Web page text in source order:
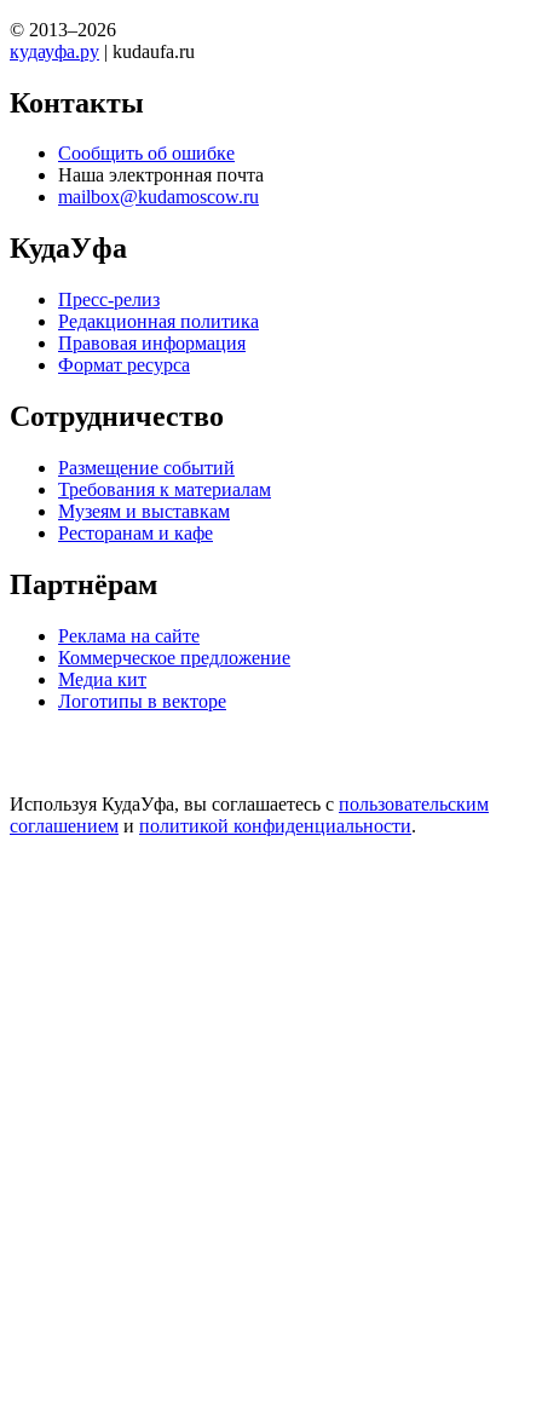
© 2013–2026
кудауфа.ру | kudaufa.ru
Контакты
Сообщить об ошибке
Наша электронная почта
mailbox@kudamoscow.ru
КудаУфа
Пресс-релиз
Редакционная политика
Правовая информация
Формат ресурса
Сотрудничество
Размещение событий
Требования к материалам
Музеям и выставкам
Ресторанам и кафе
Партнёрам
Реклама на сайте
Коммерческое предложение
Медиа кит
Логотипы в векторе
соглашениемиполитикой конфиденциальности.